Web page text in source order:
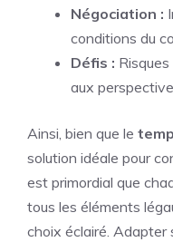
Négociation :
conditions du
Défis :
aux
Ainsi, bien que le
solution idéale pour
est primordial que
tous les éléments
choix éclairé. Adapter